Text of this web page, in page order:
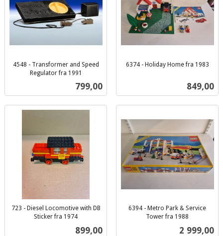
4548 - Transformer and Speed
Regulator fra 1991
Pris
799,00
6374 - Holiday Home fra 1983
Pris
849,00
723 - Diesel Locomotive with DB
Sticker fra 1974
Pris
899,00
6394 - Metro Park & Service
Tower fra 1988
Pris
2 999,00